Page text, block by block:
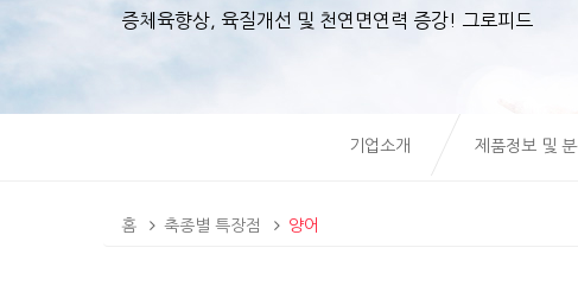
증체육향상, 육질개선 및 천연면연력 증강! 그로피드
기업소개 제품정보 및
홈 축종별 특장점 양어